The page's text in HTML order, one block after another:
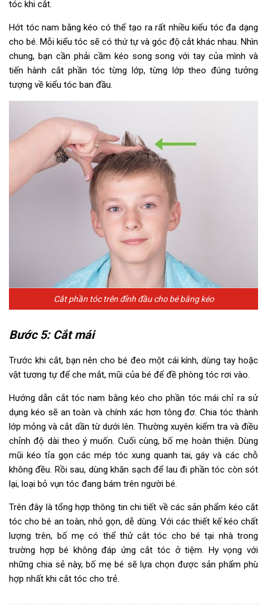
tóc khi cắt.
Hớt tóc nam bằng kéo có thể tạo ra rất nhiều kiểu tóc đa dạng
cho bé. Mỗi kiểu tóc sẽ có thứ tự và góc độ cắt khác nhau. Nhìn
chung, bạn cần phải cầm kéo song song với tay của mình và
tiến hành cắt phần tóc từng lớp, từng lớp theo đúng tưởng
tượng về kiểu tóc ban đầu.
Cắt phần tóc trên đỉnh đầu cho bé bằng kéo
Bước 5: Cắt mái
Trước khi cắt, bạn nên cho bé đeo một cái kính, dùng tay hoặc
vật tương tự để che mắt, mũi của bé để đề phòng tóc rơi vào.
Hướng dẫn cắt tóc nam bằng kéo cho phần tóc mái chỉ ra sử
dụng kéo sẽ an toàn và chính xác hơn tông đơ. Chia tóc thành
lớp mỏng và cắt dần từ dưới lên. Thường xuyên kiểm tra và điều
chỉnh độ dài theo ý muốn. Cuối cùng, bố mẹ hoàn thiện. Dùng
mũi kéo tỉa gọn các mép tóc xung quanh tai, gáy và các chỗ
không đều. Rồi sau, dùng khăn sạch để lau đi phần tóc còn sót
lại, loại bỏ vụn tóc đang bám trên người bé.
Trên đây là tổng hợp thông tin chi tiết về các sản phẩm kéo cắt
tóc cho bé an toàn, nhỏ gọn, dễ dùng. Với các thiết kế kéo chất
lượng trên, bố mẹ có thể thử cắt tóc cho bé tại nhà trong
trường hợp bé không đáp ứng cắt tóc ở tiệm. Hy vọng với
những chia sẻ này, bố mẹ bé sẽ lựa chọn được sản phẩm phù
hợp nhất khi cắt tóc cho trẻ.